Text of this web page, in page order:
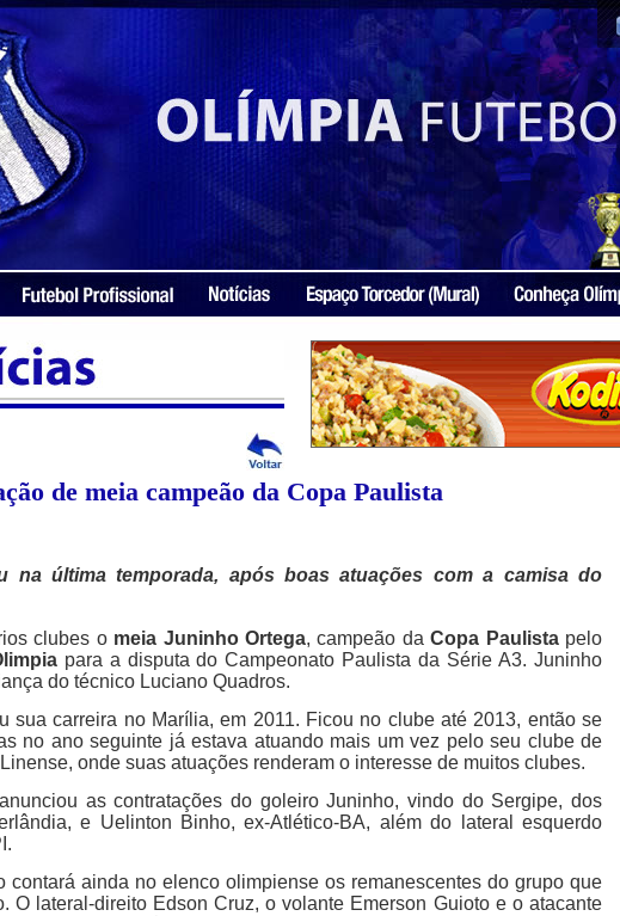
de meia campeão da Copa Paulista
na última temporada, após boas atuações com a camisa do
clubes o meia Juninho Ortega, campeão daCopa Paulistapelo
para a disputa do Campeonato Paulista da Série A3. Juninho
do técnico Luciano Quadros.
sua carreira no Marília, em 2011. Ficou no clube até 2013, então se
no ano seguinte já estava atuando mais um vez pelo seu clube de
onde suas atuações renderam o interesse de muitos clubes.
as contratações do goleiro Juninho, vindo do Sergipe, dos
e Uelinton Binho, ex-Atlético-BA, além do lateral esquerdo
contará ainda no elenco olimpiense os remanescentes do grupo que
O lateral-direito Edson Cruz, o volante Emerson Guioto e o atacante